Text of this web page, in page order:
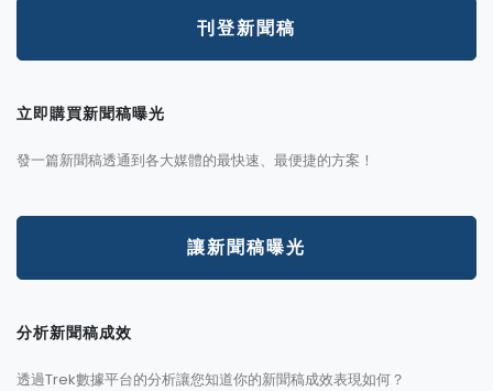
刊登新聞稿
立即購買新聞稿曝光
發一篇新聞稿透通到各大媒體的最快速、最便捷的方案！
讓新聞稿曝光
分析新聞稿成效
透過Trek數據平台的分析讓您知道你的新聞稿成效表現如何？